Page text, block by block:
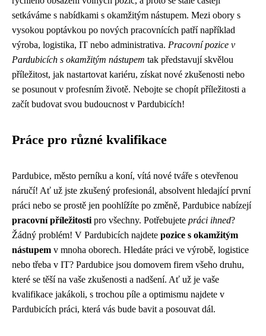
setkáváme s nabídkami s okamžitým nástupem. Mezi obory s
vysokou poptávkou po nových pracovnících patří například
výroba, logistika, IT nebo administrativa. Pracovní pozice v
Pardubicích s okamžitým nástupem tak představují skvělou
příležitost, jak nastartovat kariéru, získat nové zkušenosti nebo
se posunout v profesním životě. Nebojte se chopít příležitosti a
začít budovat svou budoucnost v Pardubicích!
Práce pro různé kvalifikace
Pardubice, město perníku a koní, vítá nové tváře s otevřenou
náručí! Ať už jste zkušený profesionál, absolvent hledající první
práci nebo se prostě jen poohlížíte po změně, Pardubice nabízejí
pracovní příležitosti pro všechny. Potřebujete práci ihned?
Žádný problém! V Pardubicích najdete pozice s okamžitým
nástupem v mnoha oborech. Hledáte práci ve výrobě, logistice
nebo třeba v IT? Pardubice jsou domovem firem všeho druhu,
které se těší na vaše zkušenosti a nadšení. Ať už je vaše
kvalifikace jakákoli, s trochou píle a optimismu najdete v
Pardubicích práci, která vás bude bavit a posouvat dál.